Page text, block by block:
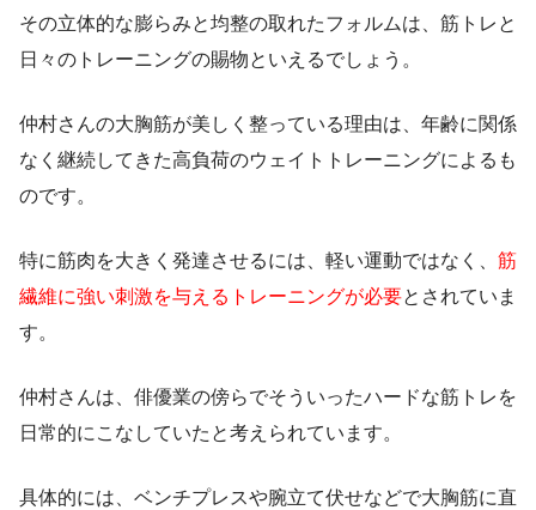
その立体的な膨らみと均整の取れたフォルムは、筋トレと
日々のトレーニングの賜物といえるでしょう。
仲村さんの大胸筋が美しく整っている理由は、年齢に関係
なく継続してきた高負荷のウェイトトレーニングによるも
のです。
特に筋肉を大きく発達させるには、軽い運動ではなく、 筋
繊維に強い刺激を与えるトレーニングが必要とされていま
す。
仲村さんは、俳優業の傍らでそういったハードな筋トレを
日常的にこなしていたと考えられています。
具体的には、ベンチプレスや腕立て伏せなどで大胸筋に直